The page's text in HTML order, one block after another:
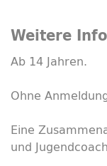
Weitere
Ab 14 Jahren.
Ohne
Eine
und Jugend